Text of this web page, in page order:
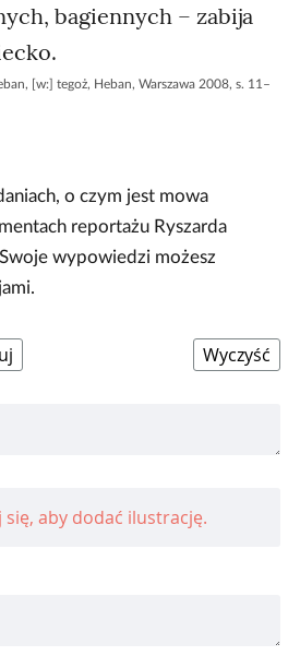
bagiennych – zabija
[w:] tegoż, Heban, Warszawa 2008, s. 11–
o czym jest mowa
reportażu Ryszarda
wypowiedzi możesz